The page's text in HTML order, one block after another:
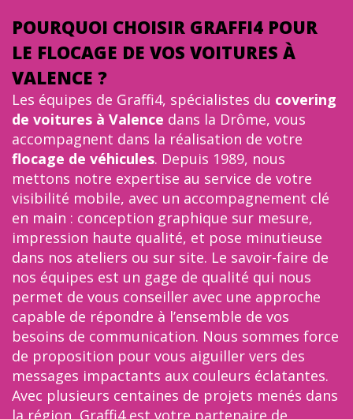
POURQUOI CHOISIR GRAFFI4 POUR
LE FLOCAGE DE VOS VOITURES À
VALENCE ?
Les équipes de Graffi4, spécialistes du covering
de voitures à Valence dans la Drôme, vous
accompagnent dans la réalisation de votre
flocage de véhicules. Depuis 1989, nous
mettons notre expertise au service de votre
visibilité mobile, avec un accompagnement clé
en main : conception graphique sur mesure,
impression haute qualité, et pose minutieuse
dans nos ateliers ou sur site. Le savoir-faire de
nos équipes est un gage de qualité qui nous
permet de vous conseiller avec une approche
capable de répondre à l’ensemble de vos
besoins de communication. Nous sommes force
de proposition pour vous aiguiller vers des
messages impactants aux couleurs éclatantes.
Avec plusieurs centaines de projets menés dans
la région, Graffi4 est votre partenaire de